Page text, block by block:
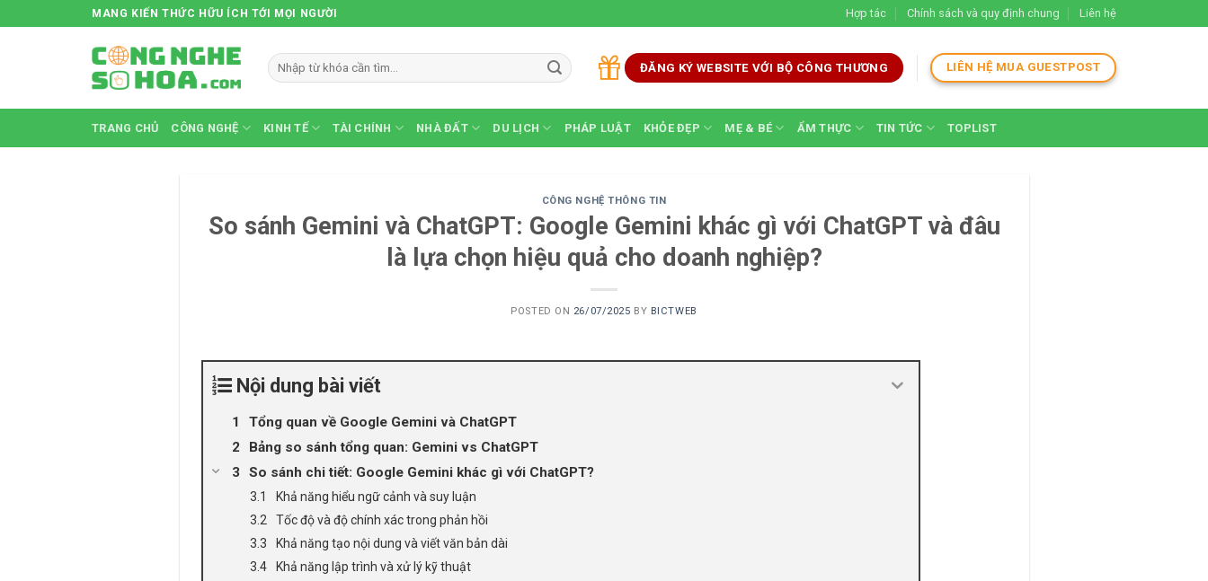
to
MANG KIẾN THỨC HỮU ÍCH TỚI MỌI NGƯỜI Hợp tác Chính sách và quy định chung Liên hệ
ĐĂNG KÝ WEBSITE VỚI BỘ CÔNG THƯƠNG LIÊN HỆ MUA GUESTPOST
TRANG CHỦ CÔNG NGHỆ KINH TẾ TÀI CHÍNH NHÀ ĐẤT DU LỊCH PHÁP LUẬT KHỎE ĐẸP MẸ & BÉ ẨM THỰC TIN TỨC TOPLIST
CÔNG NGHỆ THÔNG TIN
So sánh Gemini và ChatGPT: Google Gemini khác gì với ChatGPT và đâu
là lựa chọn hiệu quả cho doanh nghiệp?
POSTED ON 26/07/2025 BY BICTWEB
Nội dung bài viết
Tổng quan về Google Gemini và ChatGPT
Bảng so sánh tổng quan: Gemini vs ChatGPT
So sánh chi tiết: Google Gemini khác gì với ChatGPT?
Khả năng hiểu ngữ cảnh và suy luận
Tốc độ và độ chính xác trong phản hồi
Khả năng tạo nội dung và viết văn bản dài
Khả năng lập trình và xử lý kỹ thuật